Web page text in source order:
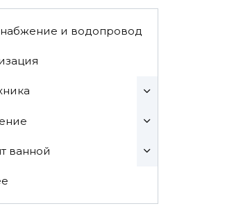
и водопровод
ванной